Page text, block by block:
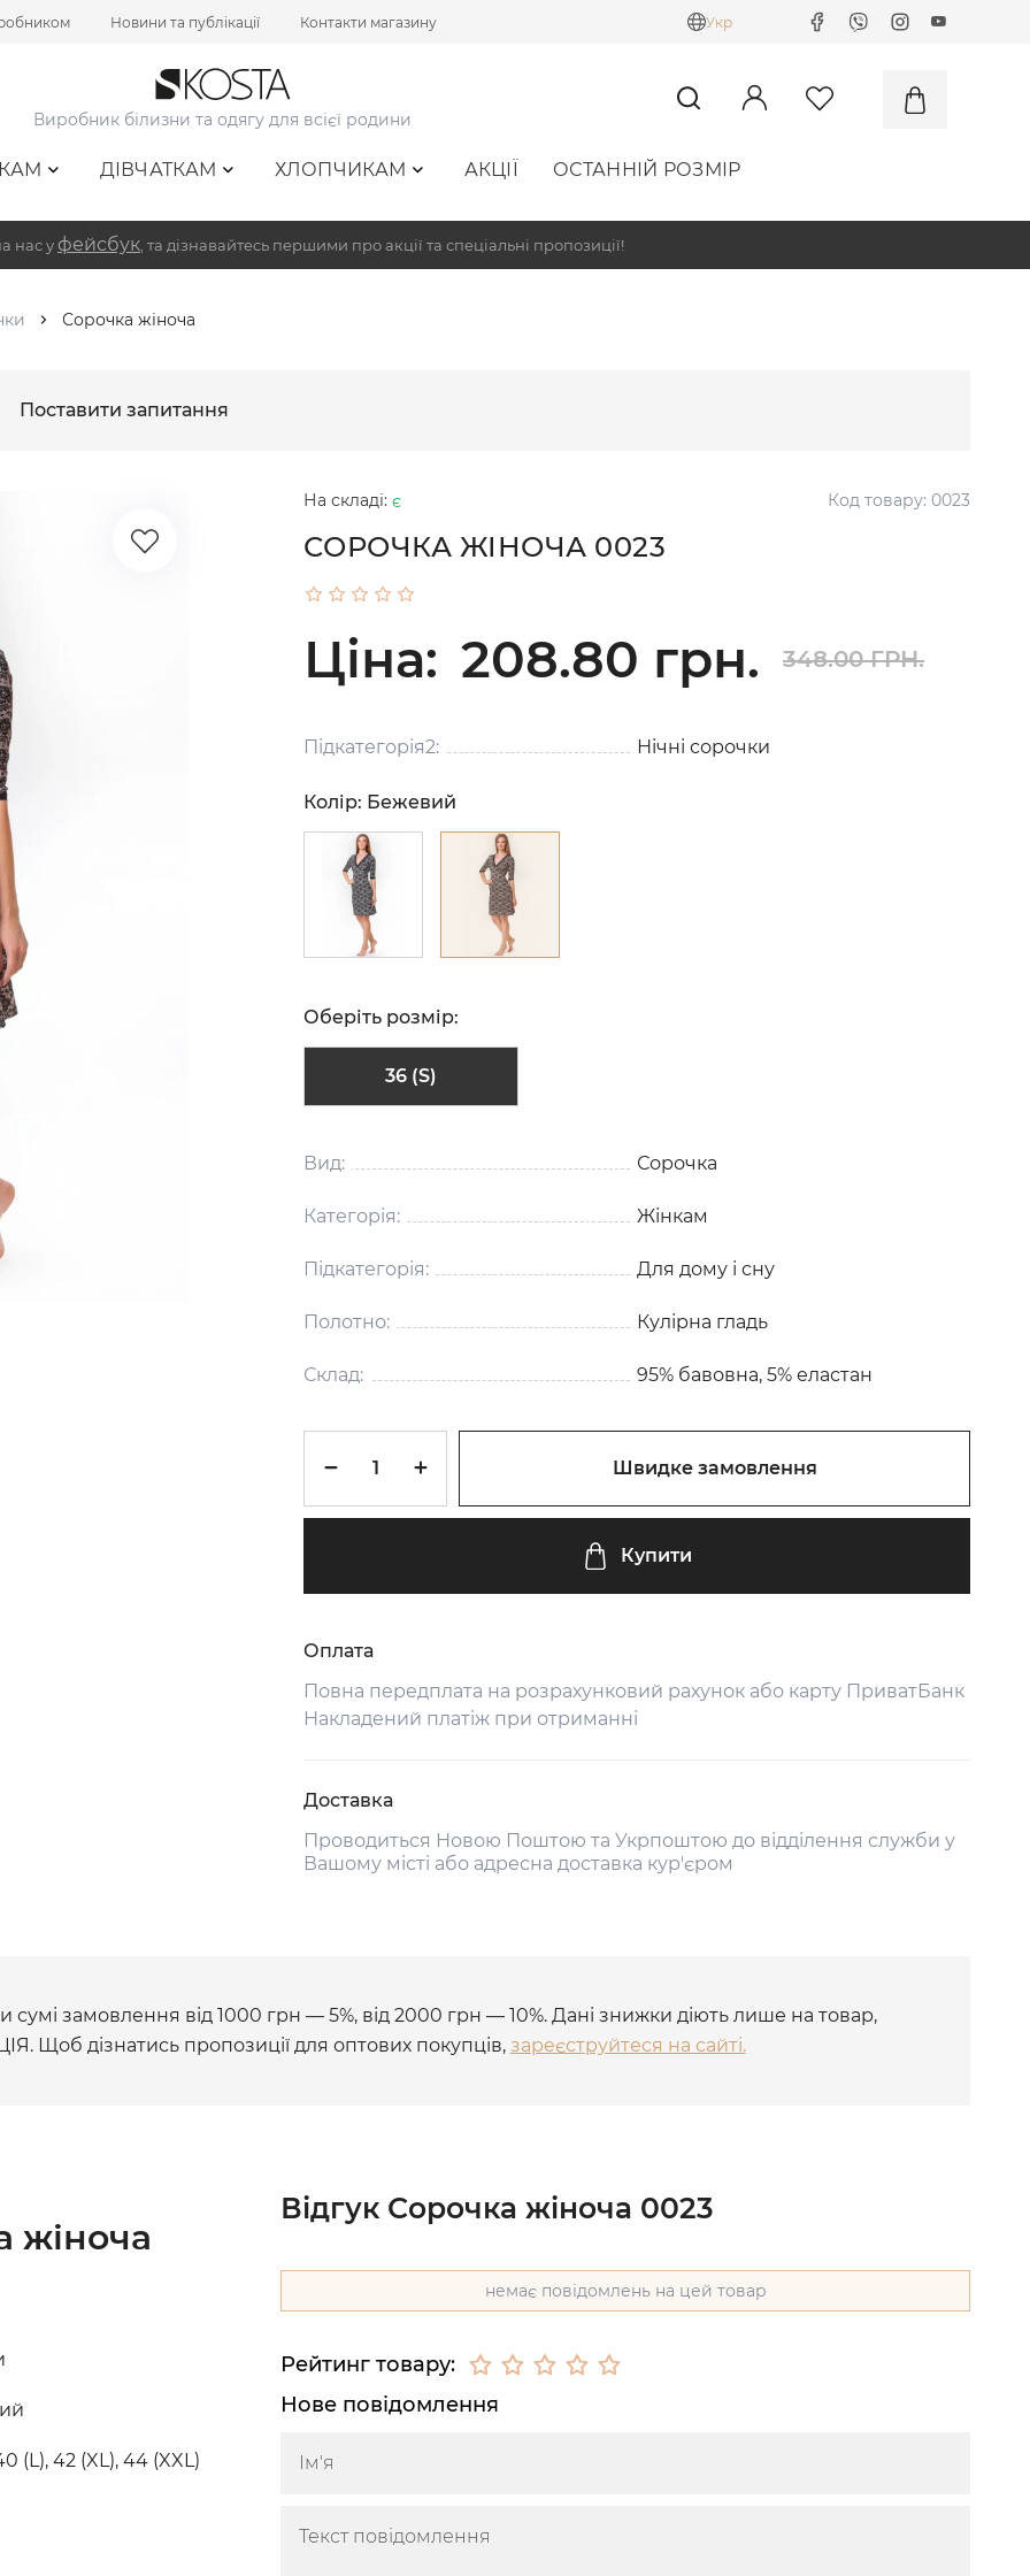
Новини та публікації Контакти магазину Укр
Виробник білизни та одягу для всієї родини
ДІВЧАТКАМ ХЛОПЧИКАМ АКЦІЇ ОСТАННІЙ РОЗМІР
нас у фейсбук , та дізнавайтесь першими про акції та спеціальні пропозиції!
Сорочка жіноча
Поставити запитання
На складі: є Код товару: 0023
СОРОЧКА ЖІНОЧА 0023
Ціна: 208.80 грн. 348.00 ГРН.
Підкатегорія2: Нічні сорочки
Колір: Бежевий
Оберіть розмір:
36 (S)
Вид: Сорочка
Категорія: Жінкам
Підкатегорія: Для дому і сну
Полотно: Кулірна гладь
Склад: 95% бавовна, 5% еластан
Швидке замовлення
Купити
Оплата
Повна передплата на розрахунковий рахунок або карту ПриватБанк
Накладений платіж при отриманні
Доставка
Проводиться Новою Поштою та Укрпоштою до відділення служби у
Вашому місті або адресна доставка кур'єром
сумі замовлення від 1000 грн — 5%, від 2000 грн — 10%. Дані знижки діють лише на товар,
Щоб дізнатись пропозиції для оптових покупців, зареєструйтеся на сайті.
жіноча
(L), 42 (XL), 44 (XXL)
Відгук Сорочка жіноча 0023
немає повідомлень на цей товар
Рейтинг товару:
Нове повідомлення